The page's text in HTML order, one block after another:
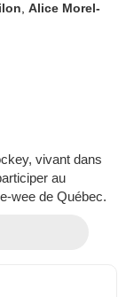
,Alice Morel-
vivant dans
au
wee de Québec.